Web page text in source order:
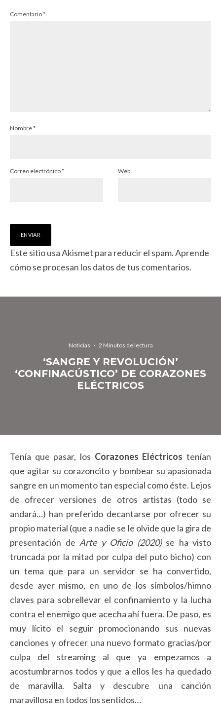
Comentario*
Nombre*
Correo electrónico* Web
Este sitio usa Akismet para reducir el spam.Aprende
cómo se procesan los datos de tus comentarios.
Noticias · 2 Minutos de lectura
‘SANGRE Y REVOLUCIÓN’
‘CONFINACÚSTICO’ DE CORAZONES
ELÉCTRICOS
Tenía que pasar, los Corazones Eléctricos tenían
que agitar su corazoncito y bombear su apasionada
sangre en un momento tan especial como éste. Lejos
de ofrecer versiones de otros artistas (todo se
andará…) han preferido decantarse por ofrecer su
propio material (que a nadie se le olvide que la gira de
presentación de Arte y Oficio (2020)se ha visto
truncada por la mitad por culpa del puto bicho) con
un tema que para un servidor se ha convertido,
desde ayer mismo, en uno de los símbolos/himno
claves para sobrellevar el confinamiento y la lucha
contra el enemigo que acecha ahí fuera. De paso, es
muy lícito el seguir promocionando sus nuevas
canciones y ofrecer una nuevo formato gracias/por
culpa del streaming al que ya empezamos a
acostumbrarnos todos y que a ellos les ha quedado
de maravilla. Salta y descubre una canción
maravillosa en todos los sentidos…